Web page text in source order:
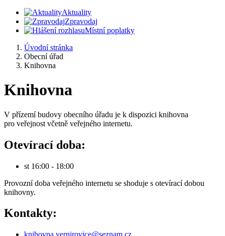
Aktuality
Zpravodaj
Místní poplatky
Úvodní stránka
Obecní úřad
Knihovna
Knihovna
V přízemí budovy obecního úřadu je k dispozici knihovna
pro veřejnost včetně veřejného internetu.
Otevírací doba:
st 16:00 - 18:00
Provozní doba veřejného internetu se shoduje s otevírací dobou
knihovny.
Kontakty: